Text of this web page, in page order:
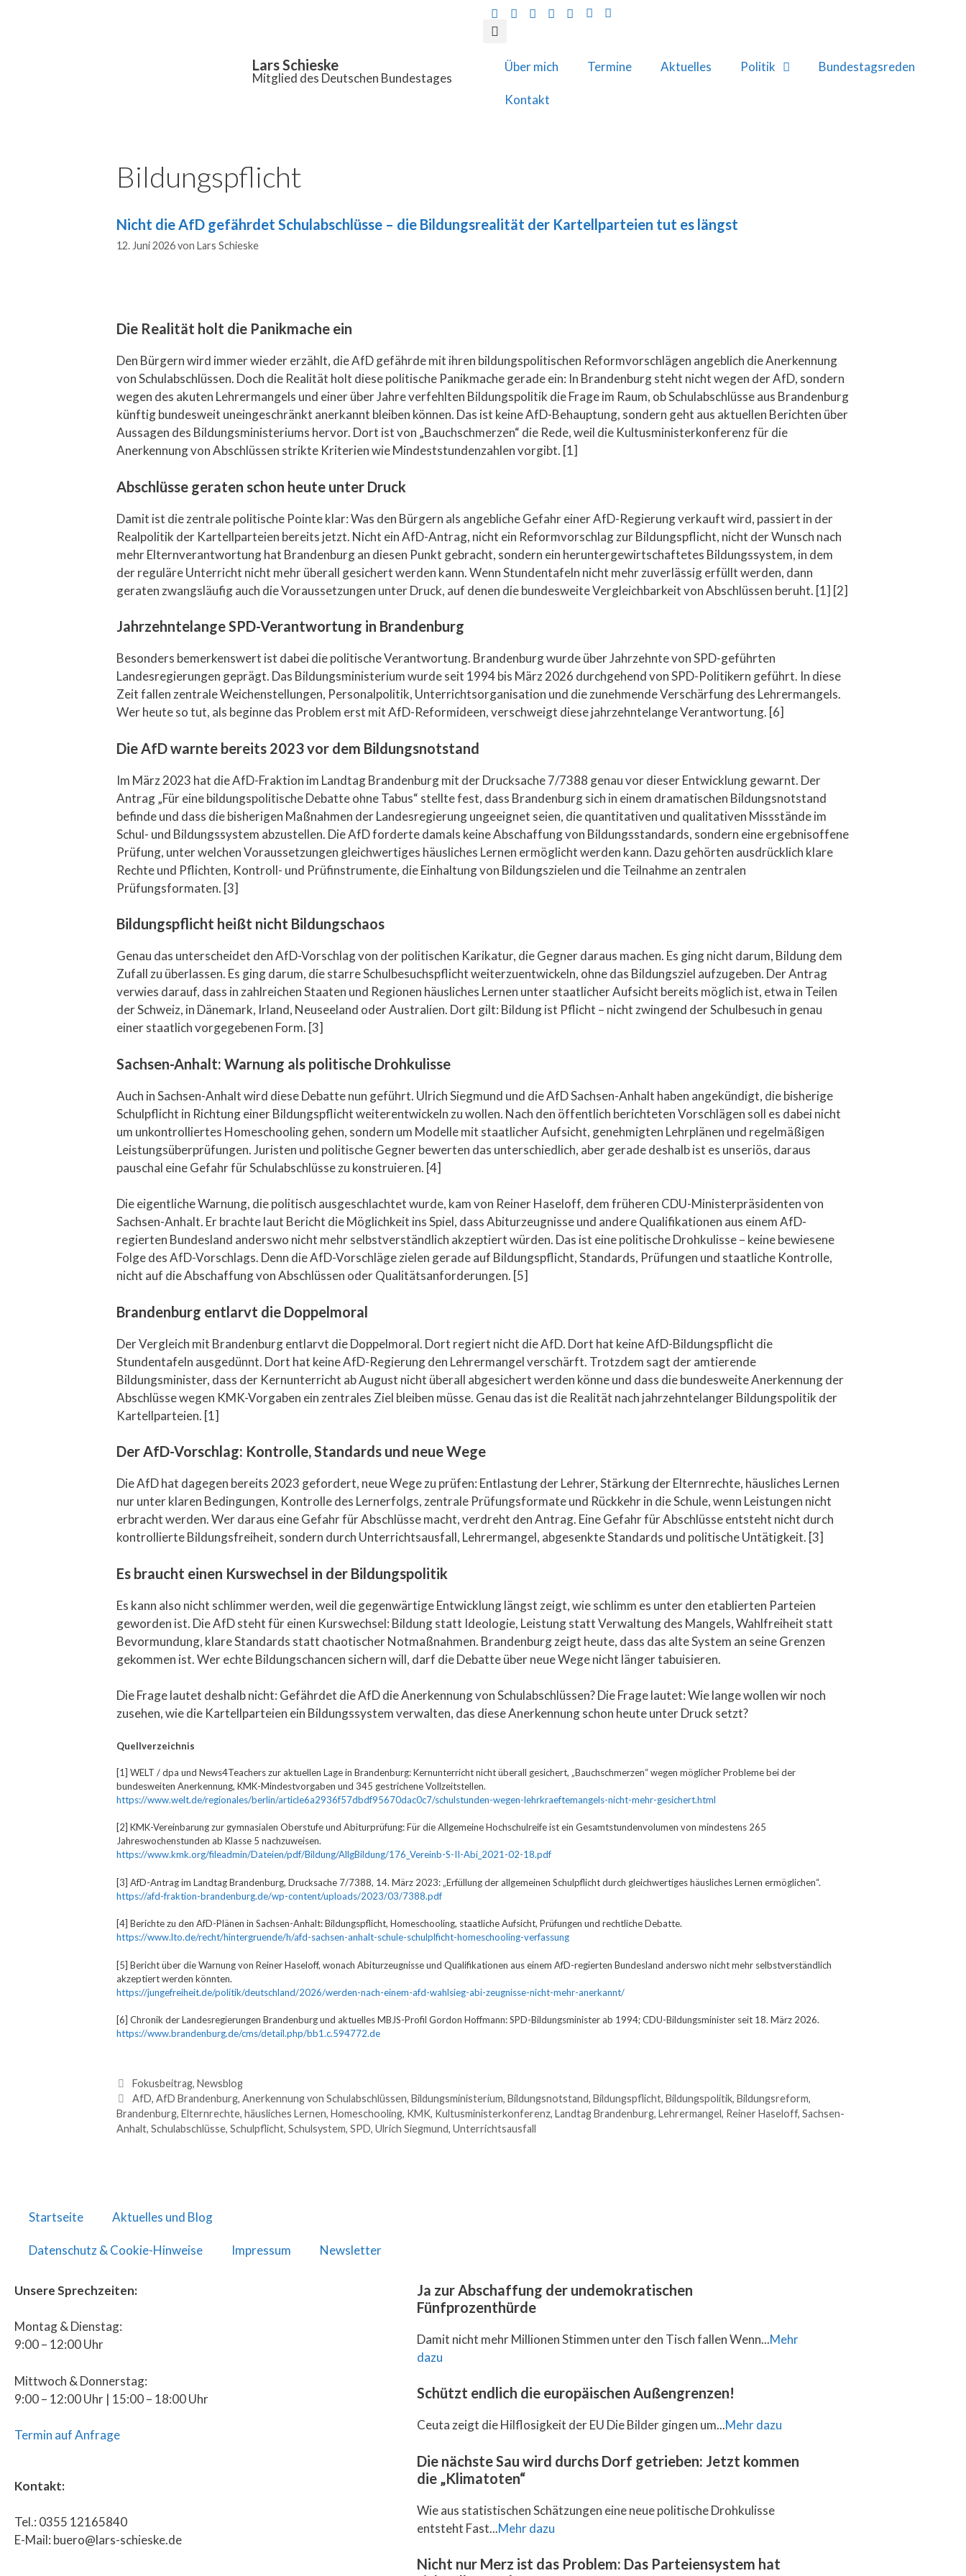
Lars Schieske
Mitglied des Deutschen Bundestages
Über mich Termine Aktuelles Politik Bundestagsreden
Kontakt
Bildungspflicht
Nicht die AfD gefährdet Schulabschlüsse – die Bildungsrealität der Kartellparteien tut es längst
12. Juni 2026von Lars Schieske
Die Realität holt die Panikmache ein
Den Bürgern wird immer wieder erzählt, die AfD gefährde mit ihren bildungspolitischen Reformvorschlägen angeblich die Anerkennung
von Schulabschlüssen. Doch die Realität holt diese politische Panikmache gerade ein: In Brandenburg steht nicht wegen der AfD, sondern
wegen des akuten Lehrermangels und einer über Jahre verfehlten Bildungspolitik die Frage im Raum, ob Schulabschlüsse aus Brandenburg
künftig bundesweit uneingeschränkt anerkannt bleiben können. Das ist keine AfD-Behauptung, sondern geht aus aktuellen Berichten über
Aussagen des Bildungsministeriums hervor. Dort ist von „Bauchschmerzen“ die Rede, weil die Kultusministerkonferenz für die
Anerkennung von Abschlüssen strikte Kriterien wie Mindeststundenzahlen vorgibt. [1]
Abschlüsse geraten schon heute unter Druck
Damit ist die zentrale politische Pointe klar: Was den Bürgern als angebliche Gefahr einer AfD-Regierung verkauft wird, passiert in der
Realpolitik der Kartellparteien bereits jetzt. Nicht ein AfD-Antrag, nicht ein Reformvorschlag zur Bildungspflicht, nicht der Wunsch nach
mehr Elternverantwortung hat Brandenburg an diesen Punkt gebracht, sondern ein heruntergewirtschaftetes Bildungssystem, in dem
der reguläre Unterricht nicht mehr überall gesichert werden kann. Wenn Stundentafeln nicht mehr zuverlässig erfüllt werden, dann
geraten zwangsläufig auch die Voraussetzungen unter Druck, auf denen die bundesweite Vergleichbarkeit von Abschlüssen beruht. [1] [2]
Jahrzehntelange SPD-Verantwortung in Brandenburg
Besonders bemerkenswert ist dabei die politische Verantwortung. Brandenburg wurde über Jahrzehnte von SPD-geführten
Landesregierungen geprägt. Das Bildungsministerium wurde seit 1994 bis März 2026 durchgehend von SPD-Politikern geführt. In diese
Zeit fallen zentrale Weichenstellungen, Personalpolitik, Unterrichtsorganisation und die zunehmende Verschärfung des Lehrermangels.
Wer heute so tut, als beginne das Problem erst mit AfD-Reformideen, verschweigt diese jahrzehntelange Verantwortung. [6]
Die AfD warnte bereits 2023 vor dem Bildungsnotstand
Im März 2023 hat die AfD-Fraktion im Landtag Brandenburg mit der Drucksache 7/7388 genau vor dieser Entwicklung gewarnt. Der
Antrag „Für eine bildungspolitische Debatte ohne Tabus“ stellte fest, dass Brandenburg sich in einem dramatischen Bildungsnotstand
befinde und dass die bisherigen Maßnahmen der Landesregierung ungeeignet seien, die quantitativen und qualitativen Missstände im
Schul- und Bildungssystem abzustellen. Die AfD forderte damals keine Abschaffung von Bildungsstandards, sondern eine ergebnisoffene
Prüfung, unter welchen Voraussetzungen gleichwertiges häusliches Lernen ermöglicht werden kann. Dazu gehörten ausdrücklich klare
Rechte und Pflichten, Kontroll- und Prüfinstrumente, die Einhaltung von Bildungszielen und die Teilnahme an zentralen
Prüfungsformaten. [3]
Bildungspflicht heißt nicht Bildungschaos
Genau das unterscheidet den AfD-Vorschlag von der politischen Karikatur, die Gegner daraus machen. Es ging nicht darum, Bildung dem
Zufall zu überlassen. Es ging darum, die starre Schulbesuchspflicht weiterzuentwickeln, ohne das Bildungsziel aufzugeben. Der Antrag
verwies darauf, dass in zahlreichen Staaten und Regionen häusliches Lernen unter staatlicher Aufsicht bereits möglich ist, etwa in Teilen
der Schweiz, in Dänemark, Irland, Neuseeland oder Australien. Dort gilt: Bildung ist Pflicht – nicht zwingend der Schulbesuch in genau
einer staatlich vorgegebenen Form. [3]
Sachsen-Anhalt: Warnung als politische Drohkulisse
Auch in Sachsen-Anhalt wird diese Debatte nun geführt. Ulrich Siegmund und die AfD Sachsen-Anhalt haben angekündigt, die bisherige
Schulpflicht in Richtung einer Bildungspflicht weiterentwickeln zu wollen. Nach den öffentlich berichteten Vorschlägen soll es dabei nicht
um unkontrolliertes Homeschooling gehen, sondern um Modelle mit staatlicher Aufsicht, genehmigten Lehrplänen und regelmäßigen
Leistungsüberprüfungen. Juristen und politische Gegner bewerten das unterschiedlich, aber gerade deshalb ist es unseriös, daraus
pauschal eine Gefahr für Schulabschlüsse zu konstruieren. [4]
Die eigentliche Warnung, die politisch ausgeschlachtet wurde, kam von Reiner Haseloff, dem früheren CDU-Ministerpräsidenten von
Sachsen-Anhalt. Er brachte laut Bericht die Möglichkeit ins Spiel, dass Abiturzeugnisse und andere Qualifikationen aus einem AfD-
regierten Bundesland anderswo nicht mehr selbstverständlich akzeptiert würden. Das ist eine politische Drohkulisse – keine bewiesene
Folge des AfD-Vorschlags. Denn die AfD-Vorschläge zielen gerade auf Bildungspflicht, Standards, Prüfungen und staatliche Kontrolle,
nicht auf die Abschaffung von Abschlüssen oder Qualitätsanforderungen. [5]
Brandenburg entlarvt die Doppelmoral
Der Vergleich mit Brandenburg entlarvt die Doppelmoral. Dort regiert nicht die AfD. Dort hat keine AfD-Bildungspflicht die
Stundentafeln ausgedünnt. Dort hat keine AfD-Regierung den Lehrermangel verschärft. Trotzdem sagt der amtierende
Bildungsminister, dass der Kernunterricht ab August nicht überall abgesichert werden könne und dass die bundesweite Anerkennung der
Abschlüsse wegen KMK-Vorgaben ein zentrales Ziel bleiben müsse. Genau das ist die Realität nach jahrzehntelanger Bildungspolitik der
Kartellparteien. [1]
Der AfD-Vorschlag: Kontrolle, Standards und neue Wege
Die AfD hat dagegen bereits 2023 gefordert, neue Wege zu prüfen: Entlastung der Lehrer, Stärkung der Elternrechte, häusliches Lernen
nur unter klaren Bedingungen, Kontrolle des Lernerfolgs, zentrale Prüfungsformate und Rückkehr in die Schule, wenn Leistungen nicht
erbracht werden. Wer daraus eine Gefahr für Abschlüsse macht, verdreht den Antrag. Eine Gefahr für Abschlüsse entsteht nicht durch
kontrollierte Bildungsfreiheit, sondern durch Unterrichtsausfall, Lehrermangel, abgesenkte Standards und politische Untätigkeit. [3]
Es braucht einen Kurswechsel in der Bildungspolitik
Es kann also nicht schlimmer werden, weil die gegenwärtige Entwicklung längst zeigt, wie schlimm es unter den etablierten Parteien
geworden ist. Die AfD steht für einen Kurswechsel: Bildung statt Ideologie, Leistung statt Verwaltung des Mangels, Wahlfreiheit statt
Bevormundung, klare Standards statt chaotischer Notmaßnahmen. Brandenburg zeigt heute, dass das alte System an seine Grenzen
gekommen ist. Wer echte Bildungschancen sichern will, darf die Debatte über neue Wege nicht länger tabuisieren.
Die Frage lautet deshalb nicht: Gefährdet die AfD die Anerkennung von Schulabschlüssen? Die Frage lautet: Wie lange wollen wir noch
zusehen, wie die Kartellparteien ein Bildungssystem verwalten, das diese Anerkennung schon heute unter Druck setzt?
Quellverzeichnis
[1] WELT / dpa und News4Teachers zur aktuellen Lage in Brandenburg: Kernunterricht nicht überall gesichert, „Bauchschmerzen“ wegen möglicher Probleme bei der
bundesweiten Anerkennung, KMK-Mindestvorgaben und 345 gestrichene Vollzeitstellen.
https://www.welt.de/regionales/berlin/article6a2936f57dbdf95670dac0c7/schulstunden-wegen-lehrkraeftemangels-nicht-mehr-gesichert.html
[2] KMK-Vereinbarung zur gymnasialen Oberstufe und Abiturprüfung: Für die Allgemeine Hochschulreife ist ein Gesamtstundenvolumen von mindestens 265
Jahreswochenstunden ab Klasse 5 nachzuweisen.
https://www.kmk.org/fileadmin/Dateien/pdf/Bildung/AllgBildung/176_Vereinb-S-II-Abi_2021-02-18.pdf
[3] AfD-Antrag im Landtag Brandenburg, Drucksache 7/7388, 14. März 2023: „Erfüllung der allgemeinen Schulpflicht durch gleichwertiges häusliches Lernen ermöglichen“.
https://afd-fraktion-brandenburg.de/wp-content/uploads/2023/03/7388.pdf
[4] Berichte zu den AfD-Plänen in Sachsen-Anhalt: Bildungspflicht, Homeschooling, staatliche Aufsicht, Prüfungen und rechtliche Debatte.
https://www.lto.de/recht/hintergruende/h/afd-sachsen-anhalt-schule-schulplficht-homeschooling-verfassung
[5] Bericht über die Warnung von Reiner Haseloff, wonach Abiturzeugnisse und Qualifikationen aus einem AfD-regierten Bundesland anderswo nicht mehr selbstverständlich
akzeptiert werden könnten.
https://jungefreiheit.de/politik/deutschland/2026/werden-nach-einem-afd-wahlsieg-abi-zeugnisse-nicht-mehr-anerkannt/
[6] Chronik der Landesregierungen Brandenburg und aktuelles MBJS-Profil Gordon Hoffmann: SPD-Bildungsminister ab 1994; CDU-Bildungsminister seit 18. März 2026.
https://www.brandenburg.de/cms/detail.php/bb1.c.594772.de
Fokusbeitrag, Newsblog
AfD, AfD Brandenburg, Anerkennung von Schulabschlüssen, Bildungsministerium, Bildungsnotstand, Bildungspflicht, Bildungspolitik, Bildungsreform,
Brandenburg, Elternrechte, häusliches Lernen, Homeschooling, KMK, Kultusministerkonferenz, Landtag Brandenburg, Lehrermangel, Reiner Haseloff, Sachsen-
Anhalt, Schulabschlüsse, Schulpflicht, Schulsystem, SPD, Ulrich Siegmund, Unterrichtsausfall
Startseite Aktuelles und Blog
Datenschutz & Cookie-Hinweise Impressum Newsletter
Unsere Sprechzeiten:
Montag & Dienstag:
9:00 – 12:00 Uhr
Mittwoch & Donnerstag:
9:00 – 12:00 Uhr | 15:00 – 18:00 Uhr
Termin auf Anfrage
Kontakt:
Tel.: 0355 12165840
E-Mail: buero@lars-schieske.de
Ja zur Abschaffung der undemokratischen
Fünfprozenthürde
Damit nicht mehr Millionen Stimmen unter den Tisch fallen Wenn...Mehr
dazu
Schützt endlich die europäischen Außengrenzen!
Ceuta zeigt die Hilflosigkeit der EU Die Bilder gingen um...Mehr dazu
Die nächste Sau wird durchs Dorf getrieben: Jetzt kommen
die „Klimatoten“
Wie aus statistischen Schätzungen eine neue politische Drohkulisse
entsteht Fast...Mehr dazu
Nicht nur Merz ist das Problem: Das Parteiensystem hat